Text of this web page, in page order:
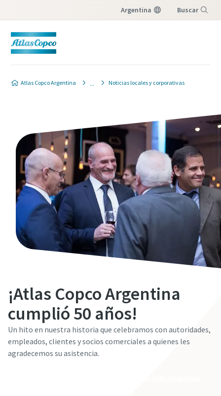
Argentina Buscar
Atlas Copco Argentina Noticias locales y corporativas
¡Atlas Copco Argentina
cumplió 50 años!
Un hito en nuestra historia que celebramos con autoridades,
empleados, clientes y socios comerciales a quienes les
agradecemos su asistencia.